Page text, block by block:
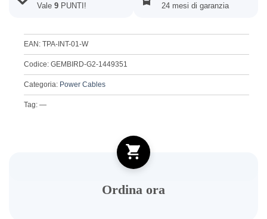
Vale 9 PUNTI! 24 mesi di garanzia
EAN: TPA-INT-01-W
Codice: GEMBIRD-G2-1449351
Categoria: Power Cables
Tag: —
Ordina ora